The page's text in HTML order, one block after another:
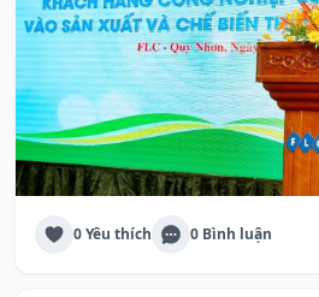
0 Yêu thích 0 Bình luận